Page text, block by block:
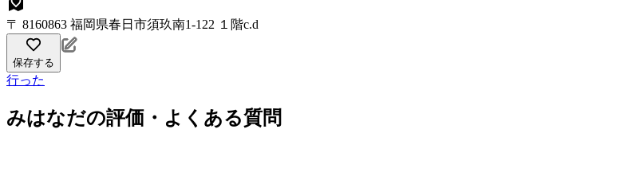
〒 8160863 福岡県春日市須玖南1-122 １階c.d
保存する
行った
みはなだの評価・よくある質問